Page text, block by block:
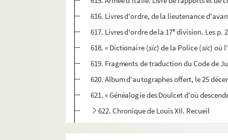
616. Livres d'ordre, de la lieutenance
617. Livres d'ordre de la 17e division. Les p.
618. « Dictionaire (sic) de la Police (sic) où
619. Fragments de traduction du Code de
620. Album d'autographes offert, le 25
621. « Généalogie des Doulcet d'où
622. Chronique de Louis XII. Recueil